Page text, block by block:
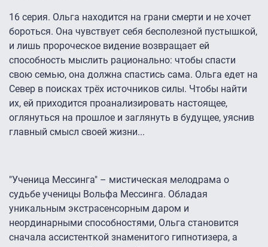
16 серия. Ольга находится на грани смерти и не хочет
бороться. Она чувствует себя бесполезной пустышкой,
и лишь пророческое видение возвращает ей
способность мыслить рационально: чтобы спасти
свою семью, она должна спастись сама. Ольга едет на
Север в поисках трёх источников силы. Чтобы найти
их, ей приходится проанализировать настоящее,
оглянуться на прошлое и заглянуть в будущее, уяснив
главный смысл своей жизни...
"Ученица Мессинга" – мистическая мелодрама о
судьбе ученицы Вольфа Мессинга. Обладая
уникальным экстрасенсорным даром и
неординарными способностями, Ольга становится
сначала ассистенткой знаменитого гипнотизера, а